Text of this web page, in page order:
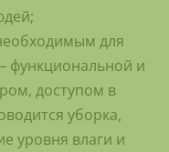
для
функциональной и
доступом в
уборка,
уровня влаги и